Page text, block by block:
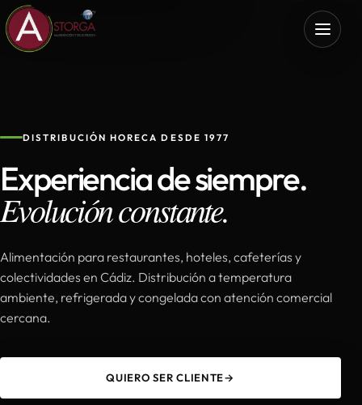
DISTRIBUCIÓN HORECA DESDE 1977
Experiencia de siempre.
Evolución constante.
Alimentación para restaurantes, hoteles, cafeterías y
colectividades en Cádiz. Distribución a temperatura
ambiente, refrigerada y congelada con atención comercial
cercana.
QUIERO SER CLIENTE→